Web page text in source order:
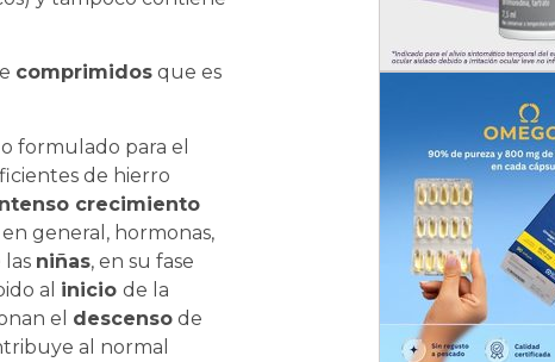
comprimidos que es
formulado para el
de hierro
crecimiento
general, hormonas,
niñas, en su fase
al inicio de la
el descenso de
al normal